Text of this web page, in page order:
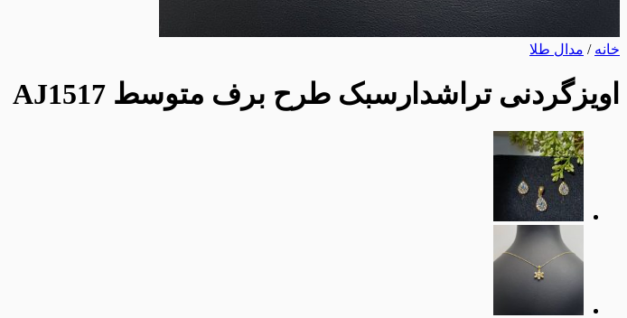
خانه / مدال طلا
اویزگردنی تراشدارسبک طرح برف متوسط AJ1517